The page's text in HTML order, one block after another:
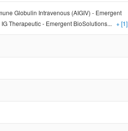
Globulin Intravenous (AIGIV) - Emergent
Therapeutic - Emergent BioSolutions... + [1]